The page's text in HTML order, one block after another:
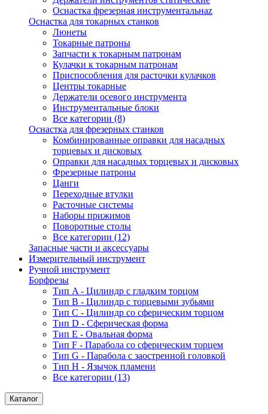
Оснастка фрезерная инструментальнаz
Оснастка для токарных станков
Люнеты
Токарные патроны
Запчасти к токарным патронам
Кулачки к токарным патронам
Приспособления для расточки кулачков
Центры токарные
Держатели осевого инструмента
Инструментальные блоки
Все категории (8)
Оснастка для фрезерных станков
Комбинированные оправки для насадных
торцевых и дисковых
Оправки для насадных торцевых и дисковых
Фрезерные патроны
Цанги
Переходные втулки
Расточные системы
Наборы прижимов
Поворотные столы
Все категории (12)
Запасные части и аксессуары
Измерительный инструмент
Ручной инструмент
Борфрезы
Тип A - Цилиндр с гладким торцом
Тип В - Цилиндр с торцевыми зубьями
Тип С - Цилиндр со сферическим торцом
Тип D - Сферическая форма
Тип Е - Овальная форма
Тип F - Парабола со сферическим торцем
Тип G - Парабола с заостренной головкой
Тип H - Язычок пламени
Все категории (13)
Каталог